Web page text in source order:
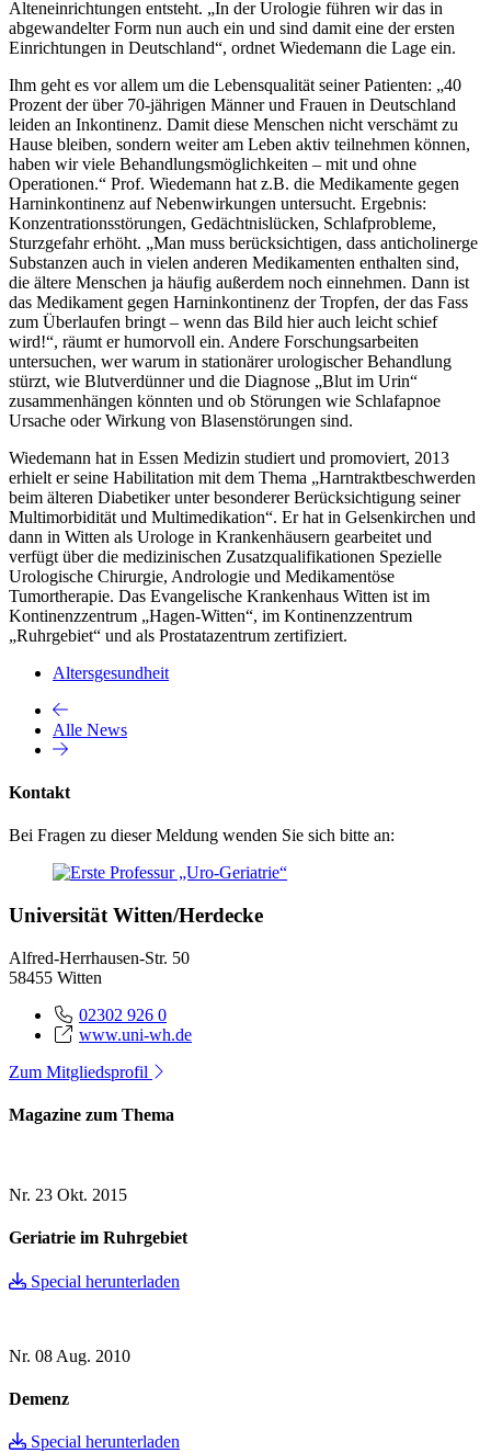
Alteneinrichtungen entsteht. „In der Urologie führen wir das in
abgewandelter Form nun auch ein und sind damit eine der ersten
Einrichtungen in Deutschland“, ordnet Wiedemann die Lage ein.
Ihm geht es vor allem um die Lebensqualität seiner Patienten: „40
Prozent der über 70-jährigen Männer und Frauen in Deutschland
leiden an Inkontinenz. Damit diese Menschen nicht verschämt zu
Hause bleiben, sondern weiter am Leben aktiv teilnehmen können,
haben wir viele Behandlungsmöglichkeiten – mit und ohne
Operationen.“ Prof. Wiedemann hat z.B. die Medikamente gegen
Harninkontinenz auf Nebenwirkungen untersucht. Ergebnis:
Konzentrationsstörungen, Gedächtnislücken, Schlafprobleme,
Sturzgefahr erhöht. „Man muss berücksichtigen, dass anticholinerge
Substanzen auch in vielen anderen Medikamenten enthalten sind,
die ältere Menschen ja häufig außerdem noch einnehmen. Dann ist
das Medikament gegen Harninkontinenz der Tropfen, der das Fass
zum Überlaufen bringt – wenn das Bild hier auch leicht schief
wird!“, räumt er humorvoll ein. Andere Forschungsarbeiten
untersuchen, wer warum in stationärer urologischer Behandlung
stürzt, wie Blutverdünner und die Diagnose „Blut im Urin“
zusammenhängen könnten und ob Störungen wie Schlafapnoe
Ursache oder Wirkung von Blasenstörungen sind.
Wiedemann hat in Essen Medizin studiert und promoviert, 2013
erhielt er seine Habilitation mit dem Thema „Harntraktbeschwerden
beim älteren Diabetiker unter besonderer Berücksichtigung seiner
Multimorbidität und Multimedikation“. Er hat in Gelsenkirchen und
dann in Witten als Urologe in Krankenhäusern gearbeitet und
verfügt über die medizinischen Zusatzqualifikationen Spezielle
Urologische Chirurgie, Andrologie und Medikamentöse
Tumortherapie. Das Evangelische Krankenhaus Witten ist im
Kontinenzzentrum „Hagen-Witten“, im Kontinenzzentrum
„Ruhrgebiet“ und als Prostatazentrum zertifiziert.
Altersgesundheit
Alle News
Kontakt
Bei Fragen zu dieser Meldung wenden Sie sich bitte an:
Universität Witten/Herdecke
Alfred-Herrhausen-Str. 50
58455 Witten
02302 926 0
www.uni-wh.de
Zum Mitgliedsprofil
Magazine zum Thema
Nr. 23 Okt. 2015
Geriatrie im Ruhrgebiet
Special herunterladen
Nr. 08 Aug. 2010
Demenz
Special herunterladen